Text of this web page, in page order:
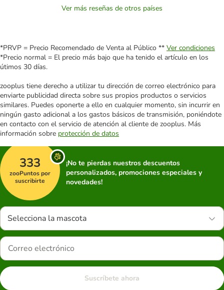
Ver más reseñas de otros países
*PRVP = Precio Recomendado de Venta al Público ** Ver condiciones
*Precio normal = El precio más bajo que ha tenido el artículo en los
útimos 30 días.
zooplus tiene derecho a utilizar tu dirección de correo electrónico para
enviarte publicidad directa sobre sus propios productos o servicios
similares. Puedes oponerte a ello en cualquier momento, sin incurrir en
ningún gasto adicional a los gastos básicos de transmisión, poniéndote
en contacto con el servicio de atención al cliente de zooplus. Más
información sobre protección de datos
333
zooPuntos por
suscribirte
¡No te pierdas nuestros descuentos
personalizados, promociones especiales y
novedades!
Selecciona la mascota
Suscríbete ahora